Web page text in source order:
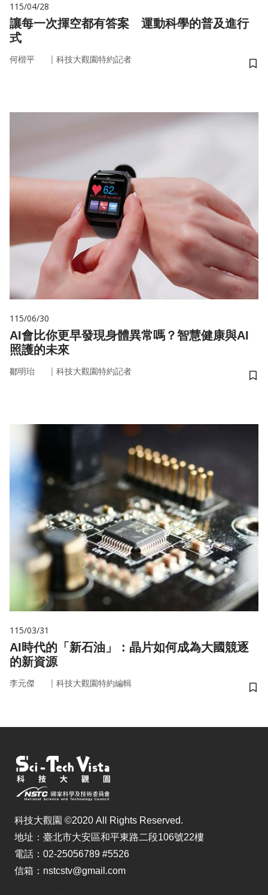
115/04/28
讓每一次揮空都有答案 運動科學的普及進行
式
何楷平 ｜ 科技大觀園特約記者
儲
115/06/30
AI會比你更早發現身體異常嗎？智慧健康與AI
照護的未來
鄒明珆 ｜ 科技大觀園特約記者
儲
115/03/31
AI時代的「新石油」：晶片如何成為大國競逐
的新資源
李元傑 ｜ 科技大觀園特約編輯
儲
科技大觀園 ©2020 All Rights Reserved.
地址：臺北市大安區和平東路二段106號22樓
電話：02-25056789 #5526
信箱：nstcstv@gmail.com